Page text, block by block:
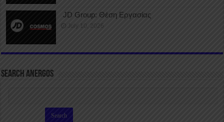
JD Group: Θέση Εργασίας
July 10, 2026
SEARCH ANERGOS